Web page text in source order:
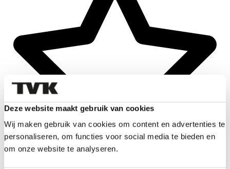
Deze website maakt gebruik van cookies
Wij maken gebruik van cookies om content en advertenties te
personaliseren, om functies voor social media te bieden en
om onze website te analyseren.